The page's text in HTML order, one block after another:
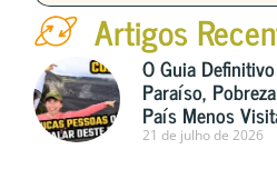
Artigos
O Guia
Paraíso,
País Menos
21 de julho de 2026